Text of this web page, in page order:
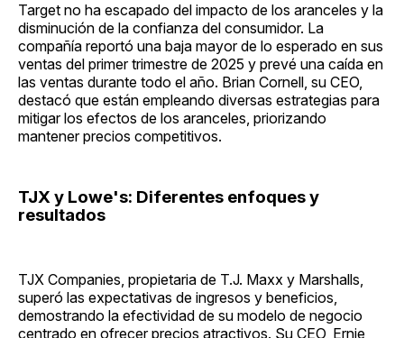
Target no ha escapado del impacto de los aranceles y la
disminución de la confianza del consumidor. La
compañía reportó una baja mayor de lo esperado en sus
ventas del primer trimestre de 2025 y prevé una caída en
las ventas durante todo el año. Brian Cornell, su CEO,
destacó que están empleando diversas estrategias para
mitigar los efectos de los aranceles, priorizando
mantener precios competitivos.
TJX y Lowe's: Diferentes enfoques y
resultados
TJX Companies, propietaria de T.J. Maxx y Marshalls,
superó las expectativas de ingresos y beneficios,
demostrando la efectividad de su modelo de negocio
centrado en ofrecer precios atractivos. Su CEO, Ernie